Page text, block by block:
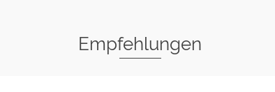
Empfehlungen